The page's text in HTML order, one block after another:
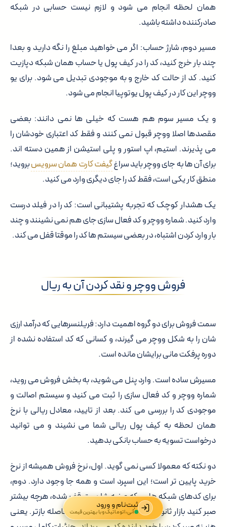
همان لحظه انجام می شود و لازم نیست حسابی در شبکه
صادرکننده داشته باشید.
مسیر دوم، شارژ حساب: اگر می خواهید مبلغ را نگه دارید و بعدا
چند بار خرج کنید، کد را در کیف پول یا حساب همان شبکه دپازیت
کنید. کد از حالت کد خارج و به موجودی تبدیل می شود. برای یو
ووچر این کار در کیف پول یوتوپیا انجام می شود.
و یک مسیر سوم هم هست که خیلی ها نمی دانند: بعضی
مقصدها اصلا ووچر قبول نمی کنند و فقط کد اعتباری خودشان را
می پذیرند. استیم، اپ استور و پلی استیشن از همین دسته اند.
برای آن ها به جای ووچر باید سراغگیفت کارت همان سرویسبروید؛
منطق کار یکی است، فقط کد را جای دیگری وارد می کنید.
یک هشدار کوچک که تجربه پشتیبانی است: کد را در فیلد درست
وارد کنید. شماره ووچر و کد فعال سازی جای هم نمی نشینند و چند
بار وارد کردن اشتباه، در بعضی سیستم ها کد را موقتا قفل می کند.
فروش ووچر و نقد کردن آن به ریال
سمت فروش برای دو گروه اهمیت دارد: فریلنسرهایی که درآمد ارزی
شان را به شکل ووچر می گیرند، و کسانی که کد استفاده نشده از
دوره پرفکت مانی برایشان مانده است.
مسیرش ساده است. وارد پنل می شوید، به بخش فروش می روید،
شماره ووچر و کد فعال سازی را ثبت می کنید و سیستم اصالت و
موجودی کد را بررسی می کند. بعد از تایید، معادل ریالی با نرخ
همان لحظه به کیف پول ریالی شما می نشیند و می توانید
درخواست تسویه به حساب بانکی بدهید.
دو نکته که معمولا کسی نمی گوید. اول، نرخ فروش همیشه از نرخ
خرید پایین تر است؛ این اسپرد است و همه جا وجود دارد. دوم،
برای کدهای شبکه هایی که عرضه شان متوقف شده، هرچه بیشتر
صبر کنید بازار ثانویه کم عمق تر می شود و این فاصله بازتر. یعنی
ثبت‌نام و ورود
آنی، اتوماتیک و با بهترین قیمت